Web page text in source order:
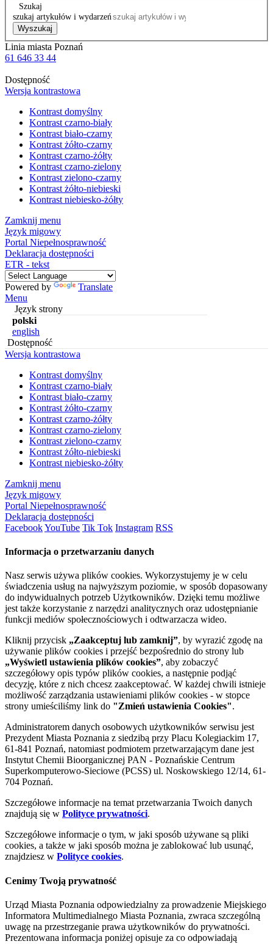
Szukaj
szukaj artykułów i wydarzeń
Wyszukaj
Linia miasta Poznań
61 646 33 44
Dostępność
Wersja kontrastowa
Kontrast domyślny
Kontrast czarno-biały
Kontrast biało-czarny
Kontrast żółto-czarny
Kontrast czarno-żółty
Kontrast czarno-zielony
Kontrast zielono-czarny
Kontrast żółto-niebieski
Kontrast niebiesko-żółty
Zamknij menu
Język migowy
Portal Niepełnosprawność
Deklaracja dostępności
ETR - tekst
Powered by
Translate
Menu
Język strony
polski
english
Dostępność
Wersja kontrastowa
Kontrast domyślny
Kontrast czarno-biały
Kontrast biało-czarny
Kontrast żółto-czarny
Kontrast czarno-żółty
Kontrast czarno-zielony
Kontrast zielono-czarny
Kontrast żółto-niebieski
Kontrast niebiesko-żółty
Zamknij menu
Język migowy
Portal Niepełnosprawność
Deklaracja dostępności
FacebookYouTube Tik Tok Instagram RSS
Informacja o przetwarzaniu danych
Nasz serwis używa plików cookies. Wykorzystujemy je w celu
świadczenia usług na najwyższym poziomie, w sposób dopasowany
do indywidualnych potrzeb Użytkowników. Dzięki temu możliwe
jest także korzystanie z narzędzi analitycznych oraz udostępnianie
funkcji mediów społecznościowych i odtwarzacza wideo.
Kliknij przycisk „Zaakceptuj lub zamknij”, by wyrazić zgodę na
używanie plików cookies i przejść bezpośrednio do strony lub
„Wyświetl ustawienia plików cookies”, aby zobaczyć
szczegółowy opis typów plików cookies, a następnie podjąć
decyzję, które z nich chcesz zaakceptować. W każdej chwili istnieje
możliwość zarządzania ustawieniami plików cookies - w stopce
strony umieściliśmy link do "Zmień ustawienia Cookies".
Administratorem danych osobowych użytkowników serwisu jest
Prezydent Miasta Poznania z siedzibą przy Placu Kolegiackim 17,
61-841 Poznań, natomiast podmiotem przetwarzającym dane jest
Instytut Chemii Bioorganicznej PAN - Poznańskie Centrum
Superkomputerowo-Sieciowe (PCSS) ul. Noskowskiego 12/14, 61-
704 Poznań.
Szczegółowe informacje na temat przetwarzania Twoich danych
znajdują się w Polityce prywatności.
Szczegółowe informacje o tym, w jaki sposób używane są pliki
cookies, a także w jaki sposób można je zablokować lub usunąć,
znajdziesz w Polityce cookies.
Cenimy Twoją prywatność
Urząd Miasta Poznania odpowiedzialny za prowadzenie Miejskiego
Informatora Multimedialnego Miasta Poznania, zwraca szczególną
uwagę na przestrzeganie prawa użytkowników do prywatności.
Prezentowana informacja poniżej opisuje za co odpowiadają